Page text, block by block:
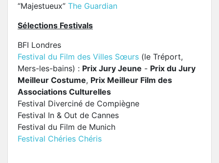
“Majestueux” The Guardian
Sélections Festivals
BFI Londres
Festival du Film des Villes Sœurs (le Tréport,
Mers-les-bains) : Prix Jury Jeune - Prix du Jury
Meilleur Costume, Prix Meilleur Film des
Associations Culturelles
Festival Diverciné de Compiègne
Festival In & Out de Cannes
Festival du Film de Munich
Festival Chéries Chéris